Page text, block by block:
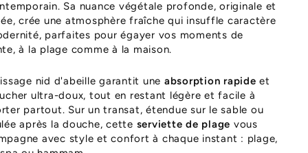
Sa nuance végétale profonde, originale et
crée une atmosphère fraîche qui insuffle caractère
parfaites pour égayer vos moments de
à la plage comme à la maison.
nid d'abeille garantit une absorption rapide et
ultra-doux, tout en restant légère et facile à
partout. Sur un transat, étendue sur le sable ou
après la douche, cette serviette de plage vous
avec style et confort à chaque instant : plage,